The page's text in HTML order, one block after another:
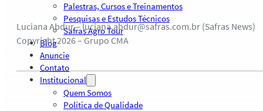
Palestras, Cursos e Treinamentos
Pesquisas e Estudos Técnicos
Safras Agro Tour
Blog
Anuncie
Contato
Institucional
Quem Somos
Política de Qualidade
Luciana Abdur – luciana.abdur@safras.com.br (Safras News)
Copyright 2026 – Grupo CMA